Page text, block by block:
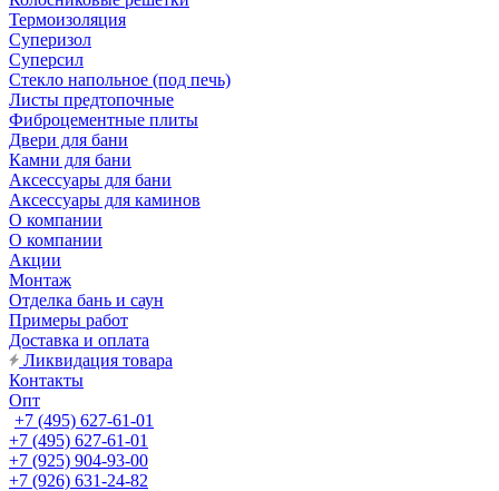
Термоизоляция
Суперизол
Суперсил
Стекло напольное (под печь)
Листы предтопочные
Фиброцементные плиты
Двери для бани
Камни для бани
Аксессуары для бани
Аксессуары для каминов
О компании
О компании
Акции
Монтаж
Отделка бань и саун
Примеры работ
Доставка и оплата
Ликвидация товара
Контакты
Опт
+7 (495) 627-61-01
+7 (495) 627-61-01
+7 (925) 904-93-00
+7 (926) 631-24-82